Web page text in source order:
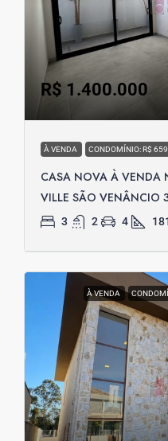
R$ 1.400.000
À VENDA CONDOMÍNIO: R$
CASA NOVA À VENDA
VILLE SÃO VENÂNCIO
3 2 4
À VENDA